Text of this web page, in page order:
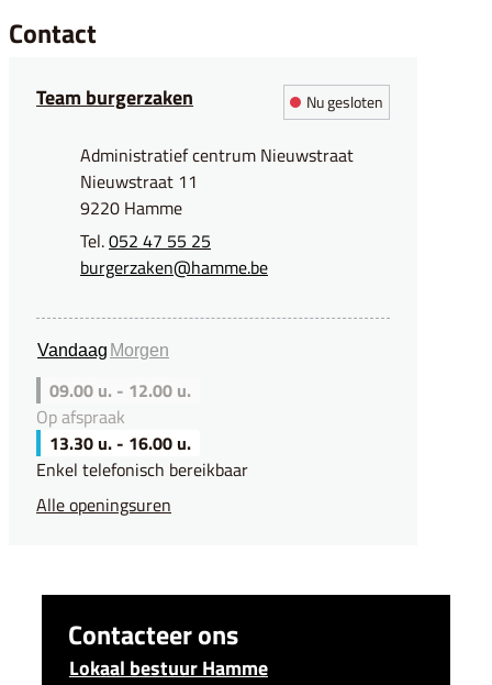
Contact
Team burgerzaken Nu gesloten
Administratief centrum Nieuwstraat
Nieuwstraat 11
,9220 Hamme
052 47 55 25
E-mailburgerzaken@hamme.be
Vandaag Morgen
09.00 u. - 12.00 u.
Op afspraak
13.30 u.- 16.00 u.
Enkel telefonisch bereikbaar
Alle openingsuren
Contacteer ons
Lokaal bestuur Hamme